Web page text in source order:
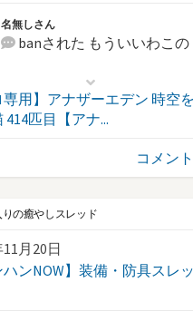
名無しさん
banされた もういいわこの
専用】アナザーエデン 時空
414匹目【アナ...
コメン
りの癒やしスレッド
11月20日
ハンNOW】装備・防具スレ